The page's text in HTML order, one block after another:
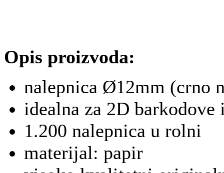
Opis proizvoda:
nalepnica Ø12mm (crno
idealna za 2D
1.200 nalepnica u rolni
materijal: papir